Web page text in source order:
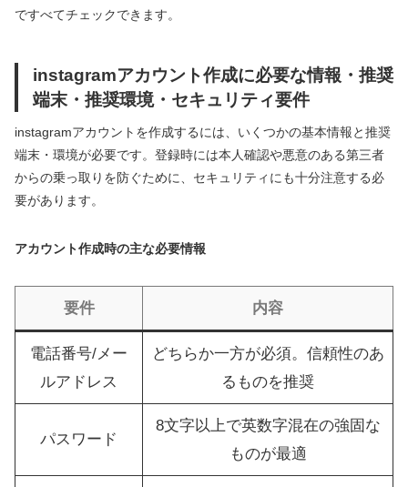
ですべてチェックできます。
instagramアカウント作成に必要な情報・推奨
端末・推奨環境・セキュリティ要件
instagramアカウントを作成するには、いくつかの基本情報と推奨
端末・環境が必要です。登録時には本人確認や悪意のある第三者
からの乗っ取りを防ぐために、セキュリティにも十分注意する必
要があります。
アカウント作成時の主な必要情報
要件 内容
電話番号/メー
ルアドレス
どちらか一方が必須。信頼性のあ
るものを推奨
パスワード
8文字以上で英数字混在の強固な
ものが最適